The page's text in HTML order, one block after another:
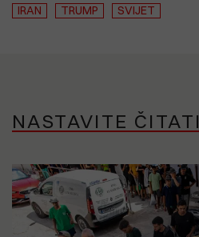
IRAN TRUMP SVIJET
NASTAVITE ČITATI